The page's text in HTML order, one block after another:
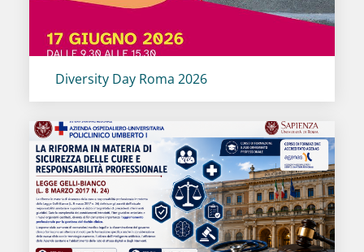
Titolo card:
Diversity Day Roma 2026